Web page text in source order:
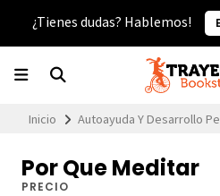
¿Tienes dudas? Hablemos!
Inicio Autoayuda Y Desarrollo
Por Que Meditar
PRECIO